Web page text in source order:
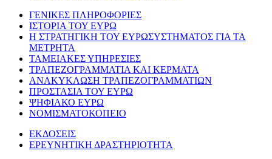
ΓΕΝΙΚΕΣ ΠΛΗΡΟΦΟΡΙΕΣ
ΙΣΤΟΡΙΑ ΤΟΥ ΕΥΡΩ
Η ΣΤΡΑΤΗΓΙΚΗ ΤΟΥ ΕΥΡΩΣΥΣΤΗΜΑΤΟΣ ΓΙΑ ΤΑ
ΜΕΤΡΗΤΑ
ΤΑΜΕΙΑΚΕΣ ΥΠΗΡΕΣΙΕΣ
ΤΡΑΠΕΖΟΓΡΑΜΜΑΤΙΑ ΚΑΙ ΚΕΡΜΑΤΑ
ΑΝΑΚΥΚΛΩΣΗ ΤΡΑΠΕΖΟΓΡΑΜΜΑΤΙΩΝ
ΠΡΟΣΤΑΣΙΑ ΤΟΥ ΕΥΡΩ
ΨΗΦΙΑΚΟ ΕΥΡΩ
ΝΟΜΙΣΜΑΤΟΚΟΠΕΙΟ
ΕΚΔΟΣΕΙΣ
ΕΡΕΥΝΗΤΙΚΗ ΔΡΑΣΤΗΡΙΟΤΗΤΑ